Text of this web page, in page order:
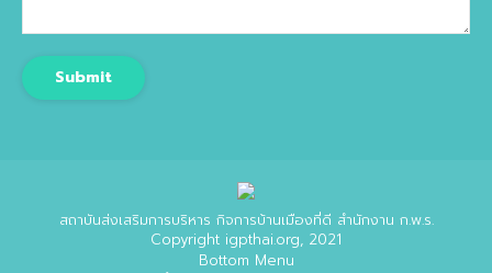
Submit
สถาบันส่งเสริมการบริหาร กิจการบ้านเมืองที่ดี สำนักงาน ก.พ.ร.
Copyright igpthai.org, 2021
Bottom Menu